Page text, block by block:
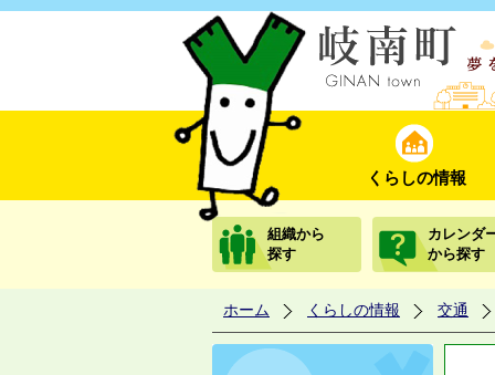
くらしの情報
組織から
探す
カレンダ
から探す
ホーム くらしの情報 交通